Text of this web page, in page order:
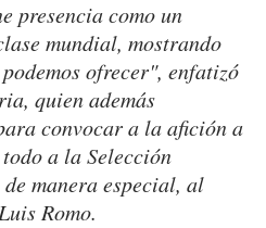
presencia como un
mundial, mostrando
ofrecer", enfatizó
quien además
convocar a la afición a
a la Selección
manera especial, al
Romo.